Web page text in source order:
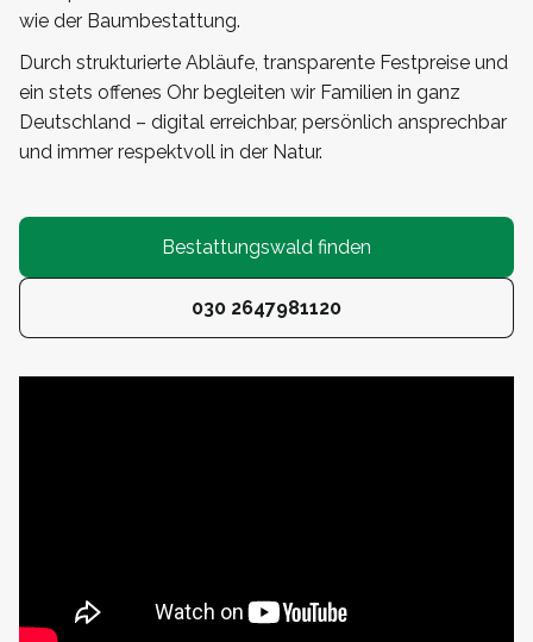
wie der Baumbestattung.
Durch strukturierte Abläufe, transparente Festpreise und
ein stets offenes Ohr begleiten wir Familien in ganz
Deutschland – digital erreichbar, persönlich ansprechbar
und immer respektvoll in der Natur.
Bestattungswald finden
030 2647981120